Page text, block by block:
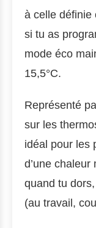
à celle définie
si tu as
mode éco
15,5°C.
Représenté
sur les
idéal pour les
d’une
quand tu
(au travail,